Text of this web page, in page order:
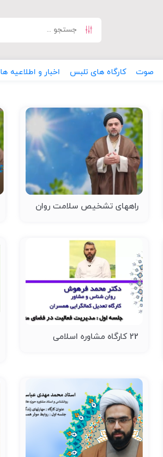
صوت کارگاه های تلبس اخبار و اطلاعیه ها
راههای تشخیص سلامت روان
22 کارگاه مشاوره اسلامی